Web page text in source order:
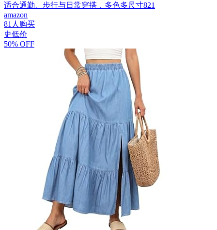
适合通勤、步行与日常穿搭，多色多尺寸821
amazon
81人购买
史低价
50% OFF